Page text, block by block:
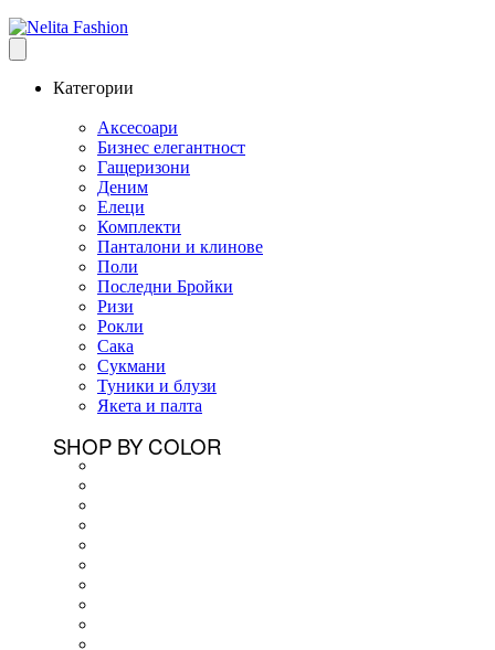
Категории
Аксесоари
Бизнес елегантност
Гащеризони
Деним
Елеци
Комплекти
Панталони и клинове
Поли
Последни Бройки
Ризи
Рокли
Сака
Сукмани
Туники и блузи
Якета и палта
SHOP BY COLOR